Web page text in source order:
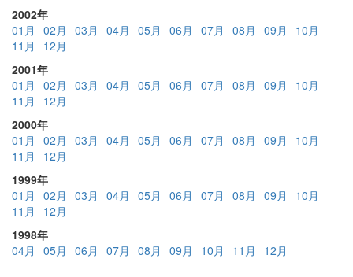
2002年
01月
02月 03月 04月 05月 06月 07月 08月 09月
10月
11月
12月
2001年
01月
02月 03月 04月 05月 06月 07月 08月 09月
10月
11月
12月
2000年
01月
02月 03月 04月 05月 06月 07月 08月 09月
10月
11月
12月
1999年
01月
02月 03月 04月 05月 06月 07月 08月 09月
10月
11月
12月
1998年
04月
05月 06月 07月 08月 09月 10月 11月 12月